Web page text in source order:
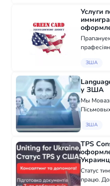
гадзін.
Услуги
вопыту
Т...
ЗША
у ЗША
Мы
Тэлефон/
ЗША
TPS
ЗША
Статус
працю.